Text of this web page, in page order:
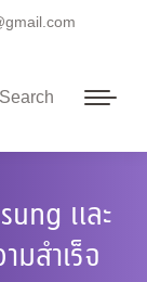
Search
และ
สำเร็จ